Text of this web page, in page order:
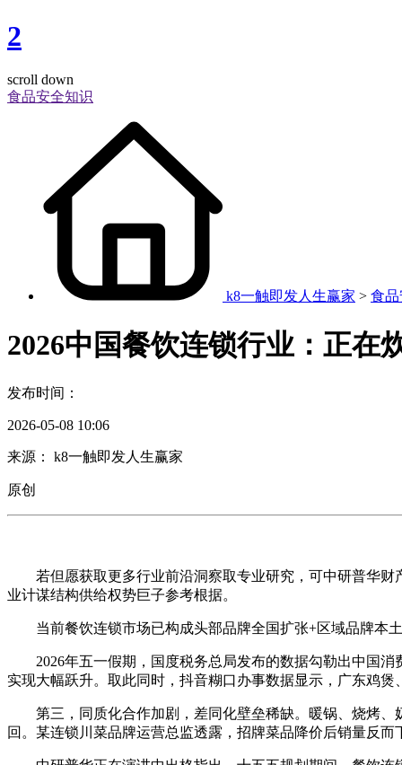
2
scroll down
食品安全知识
k8一触即发人生赢家 > 食
2026中国餐饮连锁行业：正在
发布时间：
2026-05-08 10:06
来源： k8一触即发人生赢家
原创
若但愿获取更多行业前沿洞察取专业研究，可中研普华财
业计谋结构供给权势巨子参考根据。
当前餐饮连锁市场已构成头部品牌全国扩张+区域品牌本
2026年五一假期，国度税务总局发布的数据勾勒出中国消
实现大幅跃升。取此同时，抖音糊口办事数据显示，广东鸡
第三，同质化合作加剧，差同化壁垒稀缺。暖锅、烧烤、
回。某连锁川菜品牌运营总监透露，招牌菜品降价后销量反